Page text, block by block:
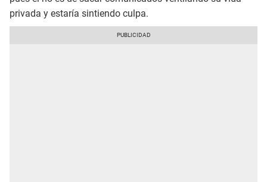
privada y estaría sintiendo culpa.